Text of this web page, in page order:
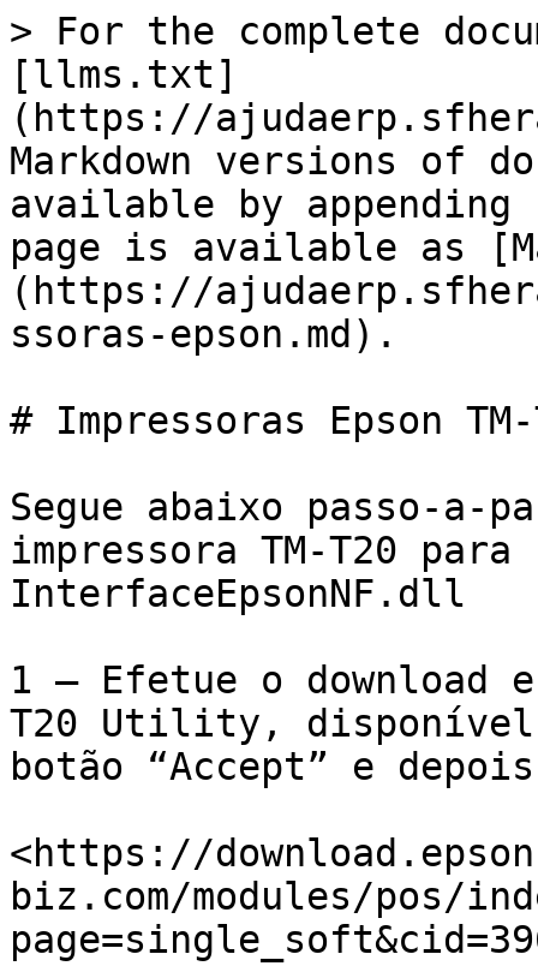
> For the complete
[llms.txt]
(https://
Markdown versions of
available by
page is available as
(https://
ssoras-epson.md).
# Impressoras Epson TM-
Segue abaixo passo-a-
impressora TM-T20
InterfaceEpsonNF.dll
1 – Efetue o
T20 Utility,
botão “Accept” e
<https://
biz.com/modules/pos/